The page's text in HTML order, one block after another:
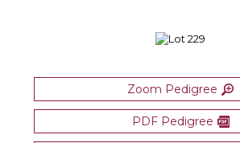
Zoom Pedigree
PDF Pedigree